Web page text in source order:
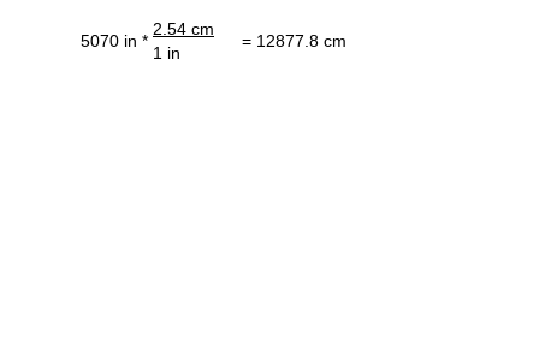
5070 in *
2.54 cm
= 12877.8 cm
1 in